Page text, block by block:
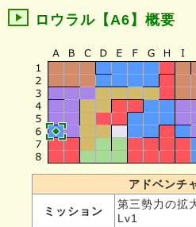
ロウラル【A6】概要
アドベンチ
ミッション
第三勢力の拡
Lv1